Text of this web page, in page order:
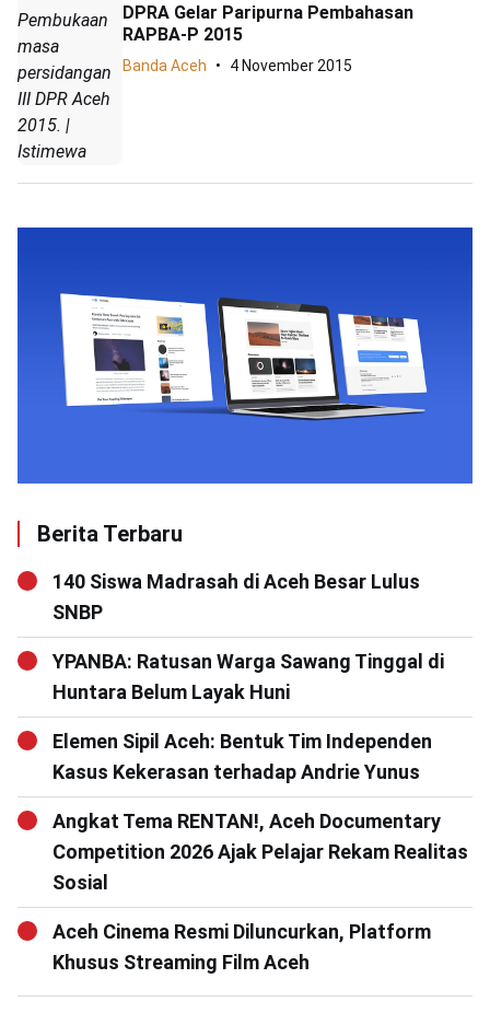
Pembukaan
masa
persidangan
III DPR Aceh
2015. |
Istimewa
DPRA Gelar Paripurna Pembahasan
RAPBA-P 2015
Banda Aceh 4 November 2015
Berita Terbaru
140 Siswa Madrasah di Aceh Besar Lulus
SNBP
YPANBA: Ratusan Warga Sawang Tinggal di
Huntara Belum Layak Huni
Elemen Sipil Aceh: Bentuk Tim Independen
Kasus Kekerasan terhadap Andrie Yunus
Angkat Tema RENTAN!, Aceh Documentary
Competition 2026 Ajak Pelajar Rekam Realitas
Sosial
Aceh Cinema Resmi Diluncurkan, Platform
Khusus Streaming Film Aceh